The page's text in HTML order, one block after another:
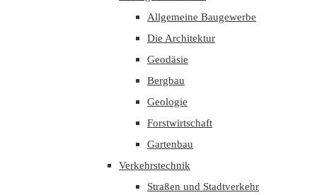
Allgemeine Baugewerbe
Die Architektur
Geodäsie
Bergbau
Geologie
Forstwirtschaft
Gartenbau
Verkehrstechnik
Straßen und Stadtverkehr